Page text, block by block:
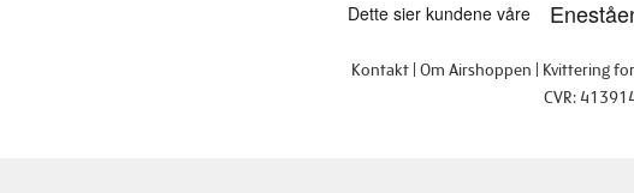
Kontakt Om Airshoppen Kvittering
CVR: